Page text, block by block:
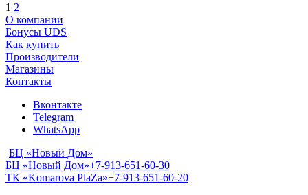
1 2
О компании
Бонусы UDS
Как купить
Производители
Магазины
Контакты
Вконтакте
Telegram
WhatsApp
БЦ «Новый Дом»
БЦ «Новый Дом»+7-913-651-60-30
ТК «Komarova PlaZa»+7-913-651-60-20